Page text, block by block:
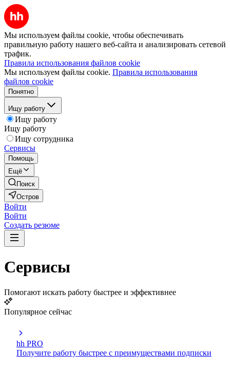
Мы используем файлы cookie, чтобы обеспечивать
правильную работу нашего веб-сайта и анализировать сетевой
трафик.
Правила использования файлов cookie
Мы используем файлы cookie. Правила использования
файлов cookie
Понятно
Ищу работу
Ищу работу
Ищу работу
Ищу сотрудника
Сервисы
Помощь
Ещё
Поиск
Остров
Войти
Войти
Создать резюме
Сервисы
Помогают искать работу быстрее и эффективнее
Популярное сейчас
hh PRO
Получите работу быстрее с преимуществами подписки